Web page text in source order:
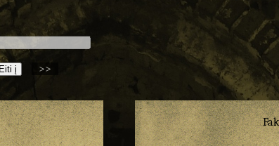
>>